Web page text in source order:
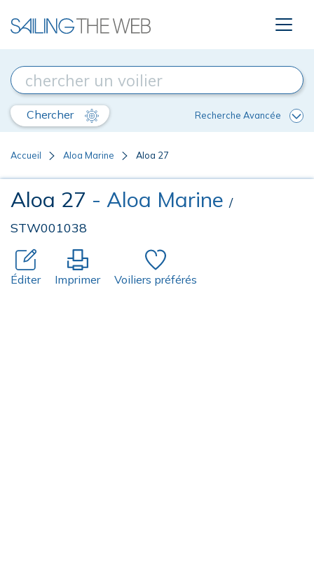
Chercher Recherche Avancée
Accueil Aloa Marine Aloa 27
Aloa 27 - Aloa Marine /
STW001038
Éditer Imprimer Voiliers préférés